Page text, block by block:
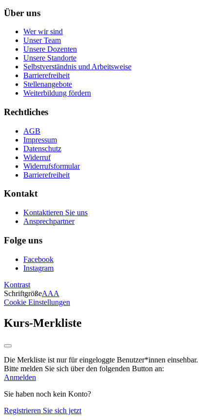
Über uns
Wer wir sind
Unser Team
Unsere Dozenten
Unsere Standorte
Selbstverständnis und Arbeitsweise
Barrierefreiheit
Stellenangebote
Weiterbildung fördern
Rechtliches
AGB
Impressum
Datenschutz
Widerruf
Widerrufsformular
Barrierefreiheit
Kontakt
Kontaktieren Sie uns
Ansprechpartner
Folge uns
Facebook
Instagram
Kontrast
SchriftgrößeAAA
Cookie Einstellungen
Kurs-Merkliste
Die Merkliste ist nur für eingeloggte Benutzer*innen einsehbar.
Bitte melden Sie sich über den folgenden Button an:
Anmelden
Sie haben noch kein Konto?
Registrieren Sie sich jetzt